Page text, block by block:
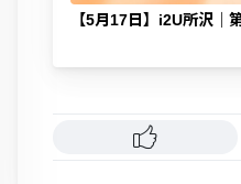
【5月17日】i2U所沢｜